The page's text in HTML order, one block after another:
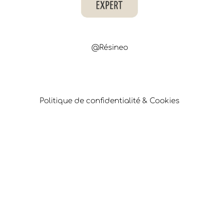
@Résineo
Politique de confidentialité & Cookies